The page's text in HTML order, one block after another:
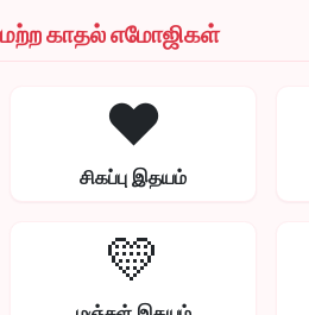
மற்ற காதல் எமோஜிகள்
❤️
சிகப்பு இதயம்
💛